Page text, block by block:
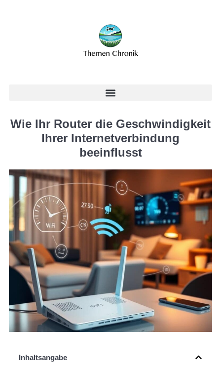
Wie Ihr Router die Geschwindigkeit
Ihrer Internetverbindung
beeinflusst
Inhaltsangabe